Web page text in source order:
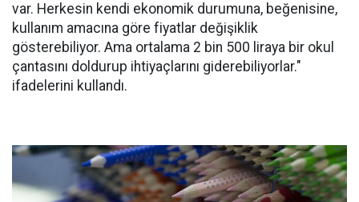
var. Herkesin kendi ekonomik durumuna, beğenisine,
kullanım amacına göre fiyatlar değişiklik
gösterebiliyor. Ama ortalama 2 bin 500 liraya bir okul
çantasını doldurup ihtiyaçlarını giderebiliyorlar."
ifadelerini kullandı.